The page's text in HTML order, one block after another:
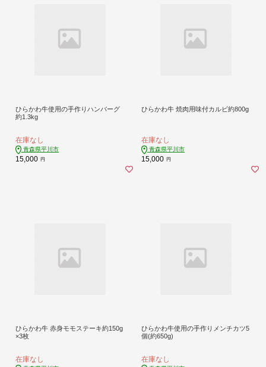
ひらかわ牛使用の手作りハンバーグ
約1.3kg
在庫なし
青森県平川市
15,000 円
ひらかわ牛 焼肉用味付カルビ約800g
在庫なし
青森県平川市
15,000 円
ひらかわ牛 赤身モモステーキ約150g
×3枚
在庫なし
ひらかわ牛使用の手作りメンチカツ5
個(約650g)
在庫なし